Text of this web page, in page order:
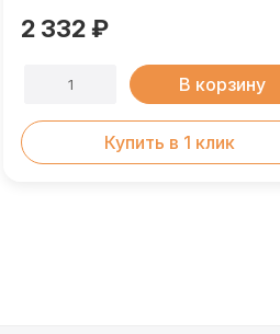
2 332 ₽
В корзину
Купить в 1 клик